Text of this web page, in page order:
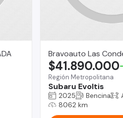
Bravoauto Las
Región Metropolitana
Subaru Evoltis
$41.890.000
2025 Bencina
8062 km